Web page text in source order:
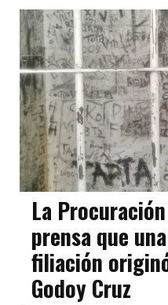
La
prensa que
filiación
Godoy Cruz